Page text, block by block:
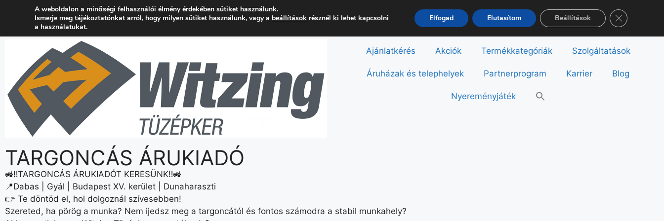
+36 24 537 777 kapcsolat@wtuzep.hu
Ajánlatkérés Akciók Termékkategóriák Szolgáltatások
Áruházak és telephelyek Partnerprogram Karrier Blog
Nyereményjáték
TARGONCÁS ÁRUKIADÓ
🚜‼️TARGONCÁS ÁRUKIADÓT KERESÜNK‼️🚜
📍Dabas | Gyál | Budapest XV. kerület | Dunaharaszti
👉 Te döntöd el, hol dolgoznál szívesebben!
Szereted, ha pörög a munka? Nem ijedsz meg a targoncától és fontos számodra a stabil munkahely?
A weboldalon a minőségi felhasználói élmény érdekében sütiket használunk.
Ismerje meg tájékoztatónkat arról, hogy milyen sütiket használunk, vagy a beállítások résznél ki lehet kapcsolni
a használatukat.
Elfogad Elutasítom Beállítások Close GDPR